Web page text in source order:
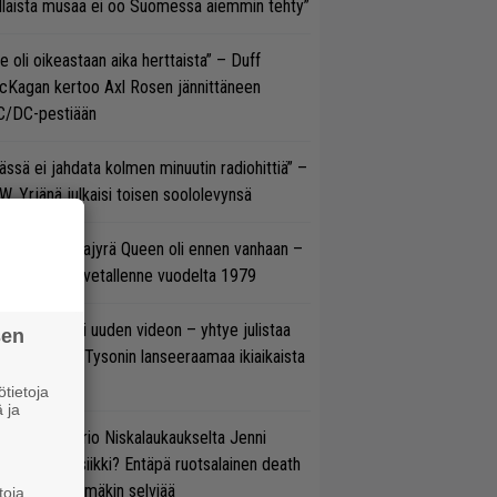
musaa ei oo Suomessa aiemmin tehty”
oli oikeastaan aika herttaista” – Duff
kertoo Axl Rosen jännittäneen
DC-pestiään
ei jahdata kolmen minuutin radiohittiä” –
Yrjänä julkaisi toisen soololevynsä
keikkajyrä Queen oli ennen vanhaan –
tulinen livetallenne vuodelta 1979
julkaisi uuden videon – yhtye julistaa
Mike Tysonin lanseeraamaa ikiaikaista
taipuu Trio Niskalaukaukselta Jenni
musiikki? Entäpä ruotsalainen death
Pian tämäkin selviää
ja